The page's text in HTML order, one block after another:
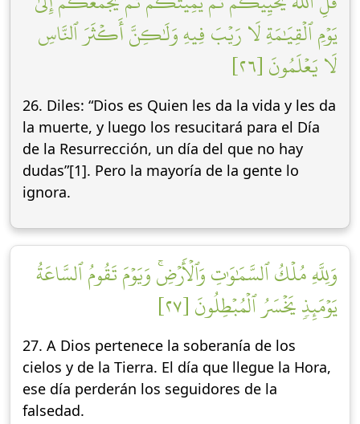
يَوۡمِ ٱلۡقِيَٰمَةِ لَا رَيۡبَ فِيهِ وَلَٰكِنَّ أَكۡثَرَ ٱلنَّاسِ
لَا يَعۡلَمُونَ [٢٦]
26. Diles: “Dios es Quien les da la vida y les da
la muerte, y luego los resucitará para el Día
de la Resurrección, un día del que no hay
dudas”[1]. Pero la mayoría de la gente lo
ignora.
وَلِلَّهِ مُلۡكُ ٱلسَّمَٰوَٰتِ وَٱلۡأَرۡضِۚ وَيَوۡمَ تَقُومُ ٱلسَّاعَةُ
يَوۡمَئِذٖ يَخۡسَرُ ٱلۡمُبۡطِلُونَ [٢٧]
27. A Dios pertenece la soberanía de los
cielos y de la Tierra. El día que llegue la Hora,
ese día perderán los seguidores de la
falsedad.